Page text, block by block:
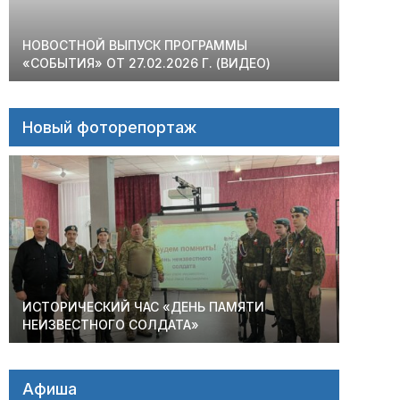
НОВОСТНОЙ ВЫПУСК ПРОГРАММЫ
«СОБЫТИЯ» ОТ 27.02.2026 Г. (ВИДЕО)
Новый фоторепортаж
ИСТОРИЧЕСКИЙ ЧАС «ДЕНЬ ПАМЯТИ
НЕИЗВЕСТНОГО СОЛДАТА»
Афиша